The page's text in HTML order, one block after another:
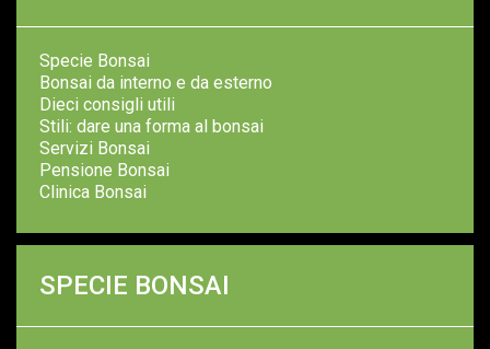
Specie Bonsai
Bonsai da interno e da esterno
Dieci consigli utili
Stili: dare una forma al bonsai
Servizi Bonsai
Pensione Bonsai
Clinica Bonsai
SPECIE BONSAI